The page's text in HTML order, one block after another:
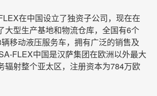
在中国设立了独资子公司，现在在
大型生产基地和物流仓库，全国有6个
移动液压服务车，拥有广泛的销售及
FLEX中国是汉萨集团在欧洲以外最大
辐射整个亚太区，注册资本为784万欧